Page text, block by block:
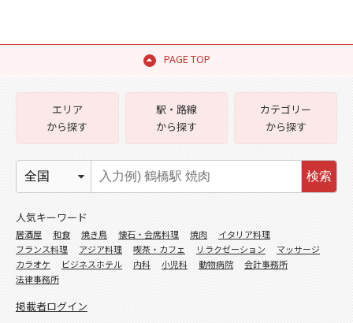
PAGE TOP
エリア
から探す
駅・路線
から探す
カテゴリー
から探す
検索
人気キーワード
居酒屋 和食 焼き鳥 懐石・会席料理 焼肉
イタリア料理
フランス料理
アジア料理 喫茶・カフェ リラクゼーション
マッサージ
カラオケ
ビジネスホテル 内科 小児科 動物病院
会計事務所
法律事務所
掲載者ログイン